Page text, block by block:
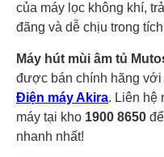
của máy lọc không khí,
đãng và dễ chịu trong
Máy hút mùi âm tủ
được bán chính hãng với
Điện máy Akira. Liên hệ
máy tại kho 1900 8650
nhanh nhất!